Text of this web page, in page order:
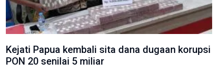
Kejati Papua kembali sita dana dugaan korupsi
PON 20 senilai 5 miliar